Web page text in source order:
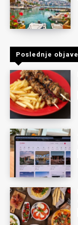
Poslednje objave